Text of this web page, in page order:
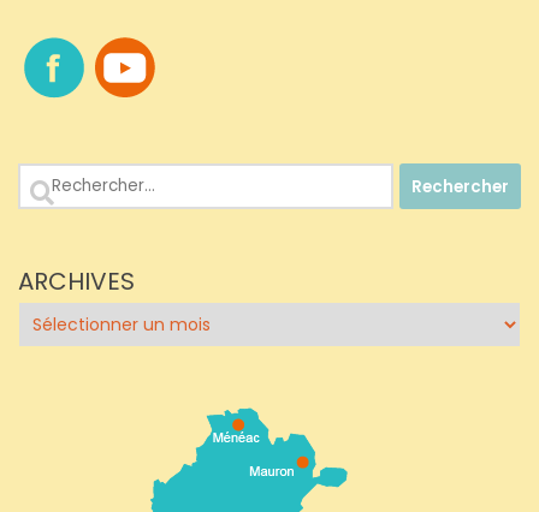
Rechercher :
ARCHIVES
Archives